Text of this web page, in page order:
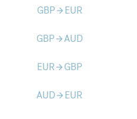
GBParrow_forward EUR
GBParrow_forwardAUD
EURarrow_forward GBP
AUDarrow_forward EUR